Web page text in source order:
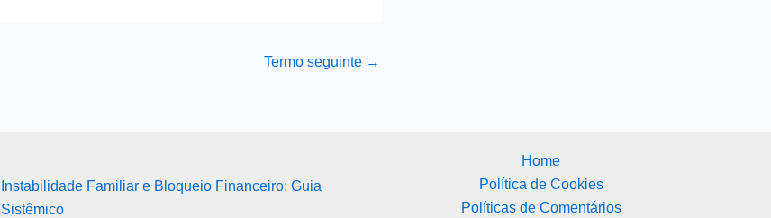
Termo seguinte →
Instabilidade Familiar e Bloqueio Financeiro: Guia
Sistêmico
Home
Política de Cookies
Políticas de Comentários